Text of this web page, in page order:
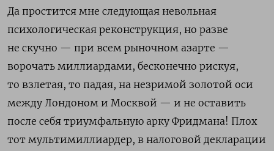
Да простится мне следующая невольная
психологическая реконструкция, но разве
не скучно — при всем рыночном азарте —
ворочать миллиардами, бесконечно рискуя,
то взлетая, то падая, на незримой золотой оси
между Лондоном и Москвой — и не оставить
после себя триумфальную арку Фридмана! Плох
тот мультимиллиардер, в налоговой декларации